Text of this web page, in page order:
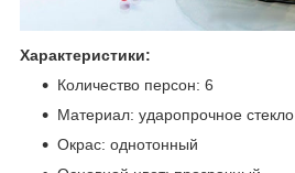
Характеристики:
Количество персон: 6
Материал: ударопрочное стекло
Окрас: однотонный